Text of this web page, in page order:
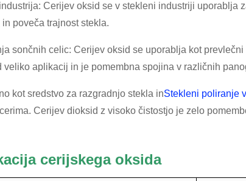
Cerijev oksid se v stekleni industriji uporablja
poveča trajnost stekla.
sončnih celic: Cerijev oksid se uporablja kot
veliko aplikacij in je pomembna spojina v različnih
kot sredstvo za razgradnjo stekla inStekleni poliranje
Cerijev dioksid z visoko čistostjo je zelo
cerijskega oksida